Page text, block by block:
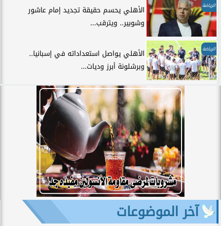
الرياضة
الأهلي يحسم حقيقة تجديد إمام عاشور
وشوبير.. ويترقب...
الرياضة
الأهلي يواصل استعداداته في إسبانيا..
وبرشلونة أبرز وديات...
آخر الموضوعات